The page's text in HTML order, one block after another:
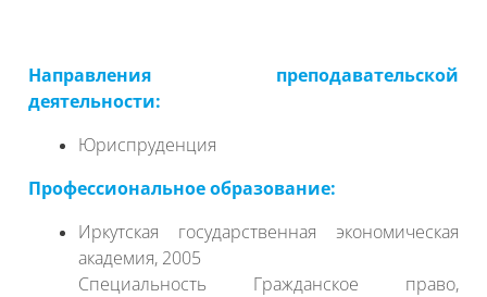
Направления преподавательской
деятельности:
Юриспруденция
Профессиональное образование:
Иркутская государственная экономическая
академия, 2005
Специальность Гражданское право,